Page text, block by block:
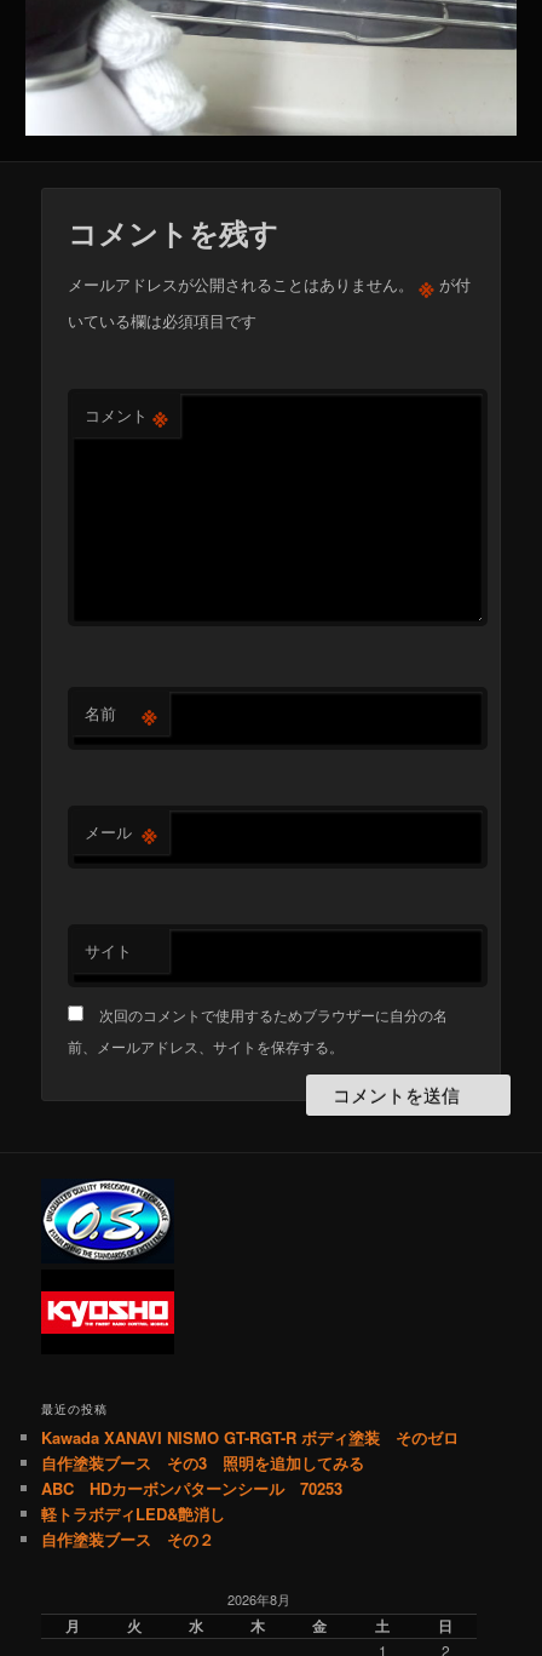
コメントを残す
メールアドレスが公開されることはありません。 ※ が付
いている欄は必須項目です
コメント ※
名前 ※
メール ※
サイト
次回のコメントで使用するためブラウザーに自分の名
前、メールアドレス、サイトを保存する。
最近の投稿
Kawada XANAVI NISMO GT-RGT-R ボディ塗装 そのゼロ
自作塗装ブース その3 照明を追加してみる
ABC HDカーボンパターンシール 70253
軽トラボディLED&艶消し
自作塗装ブース その２
2026年8月
月 火 水 木 金 土 日
1 2